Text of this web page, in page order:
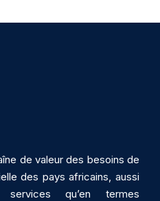
de valeur des besoins de
des pays africains, aussi
qu’en termes